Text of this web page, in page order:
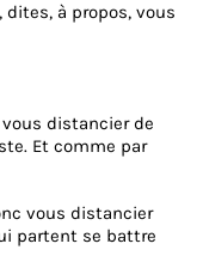
dites, à propos, vous
distancier de
Et comme par
vous distancier
partent se battre